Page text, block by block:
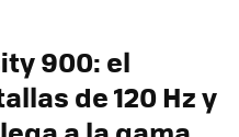
900: el
de 120 Hz y